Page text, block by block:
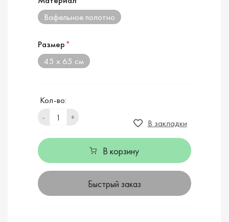
Вафельное полотно
Размер*
45 х 65 см
Кол-во:
-
+
В закладки
В корзину
Быстрый заказ